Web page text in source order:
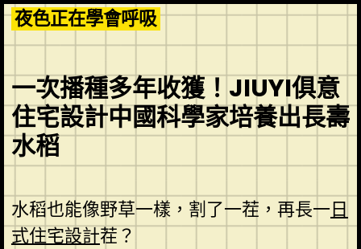
Skip
to
content
夜色正在學會呼吸
一次播種多年收獲！JIUYI俱意
住宅設計中國科學家培養出長壽
水稻
水稻也能像野草一樣，割了一茬，再長一日
式住宅設計茬？